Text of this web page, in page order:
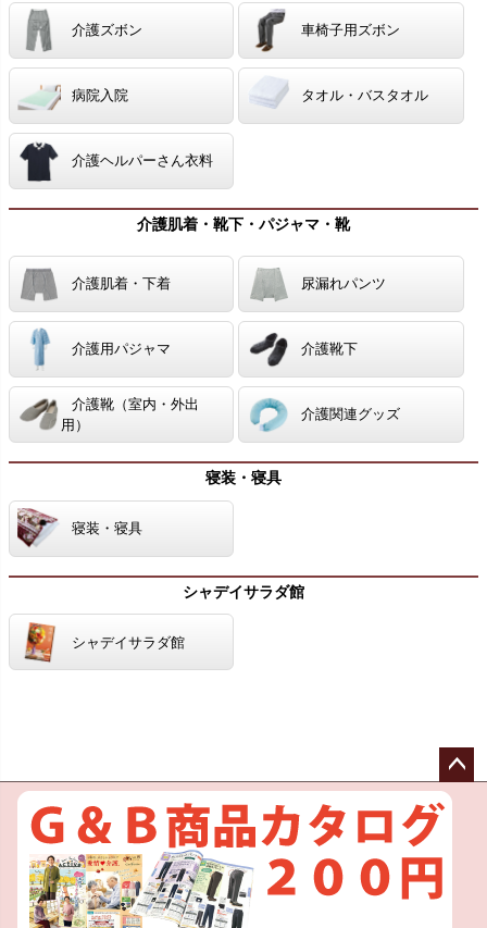
介護ズボン 車椅子用ズボン
病院入院 タオル・バスタオル
介護ヘルパーさん衣料
介護肌着・靴下・パジャマ・靴
介護肌着・下着 尿漏れパンツ
介護用パジャマ 介護靴下
介護靴（室内・外出
用）
介護関連グッズ
寝装・寝具
寝装・寝具
シャデイサラダ館
シャデイサラダ館
ペー
へ